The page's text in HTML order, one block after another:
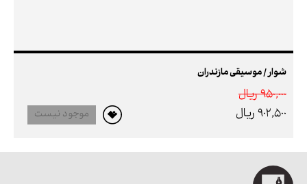
شوار / موسیقی مازندران
950,000 ريال
902,500 ريال
موجود نیست